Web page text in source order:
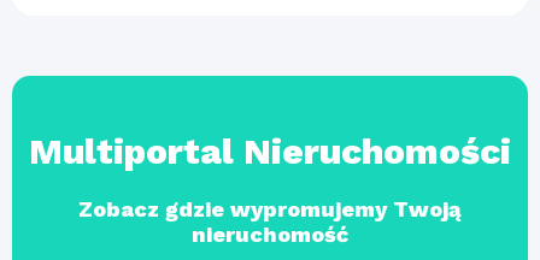
Multiportal Nieruchomości
Zobacz gdzie wypromujemy Twoją
nieruchomość